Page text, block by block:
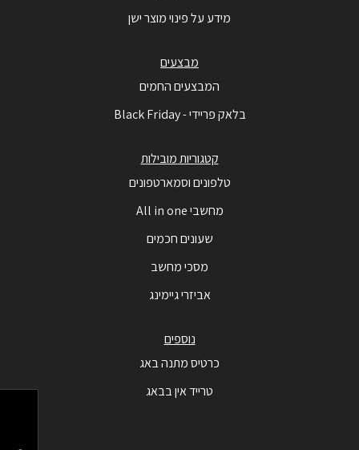
מידע על פינוי מוצר ישן
מבצעים
המבצעים החמים
בלאק פריידי - Black Friday
קטגוריות מובילות
טלפונים וסמארטפונים
מחשבי All in one
שעונים חכמים
מסכי מחשב
אביזרי גיימינג
נוספים
כרטיס מתנה באג
טרייד אין בבאג